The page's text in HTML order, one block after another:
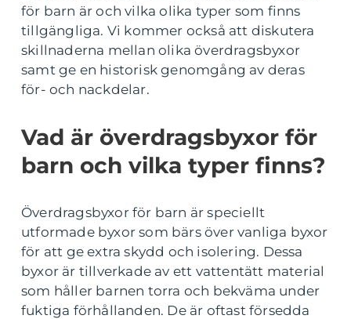
för barn är och vilka olika typer som finns
tillgängliga. Vi kommer också att diskutera
skillnaderna mellan olika överdragsbyxor
samt ge en historisk genomgång av deras
för- och nackdelar.
Vad är överdragsbyxor för
barn och vilka typer finns?
Överdragsbyxor för barn är speciellt
utformade byxor som bärs över vanliga byxor
för att ge extra skydd och isolering. Dessa
byxor är tillverkade av ett vattentätt material
som håller barnen torra och bekväma under
fuktiga förhållanden. De är oftast försedda